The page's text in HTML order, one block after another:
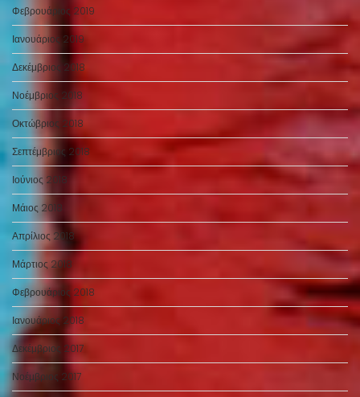
Φεβρουάριος 2019
Ιανουάριος 2019
Δεκέμβριος 2018
Νοέμβριος 2018
Οκτώβριος 2018
Σεπτέμβριος 2018
Ιούνιος 2018
Μάιος 2018
Απρίλιος 2018
Μάρτιος 2018
Φεβρουάριος 2018
Ιανουάριος 2018
Δεκέμβριος 2017
Νοέμβριος 2017